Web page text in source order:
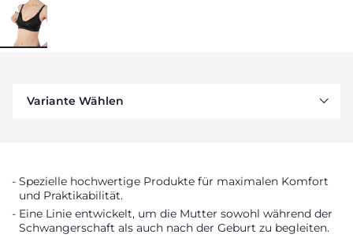
Variante Wählen
Spezielle hochwertige Produkte für maximalen Komfort
und Praktikabilität.
Eine Linie entwickelt, um die Mutter sowohl während der
Schwangerschaft als auch nach der Geburt zu begleiten.